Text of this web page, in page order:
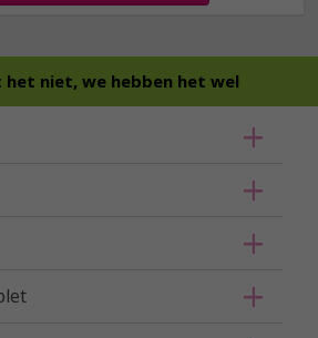
het niet, we hebben het wel